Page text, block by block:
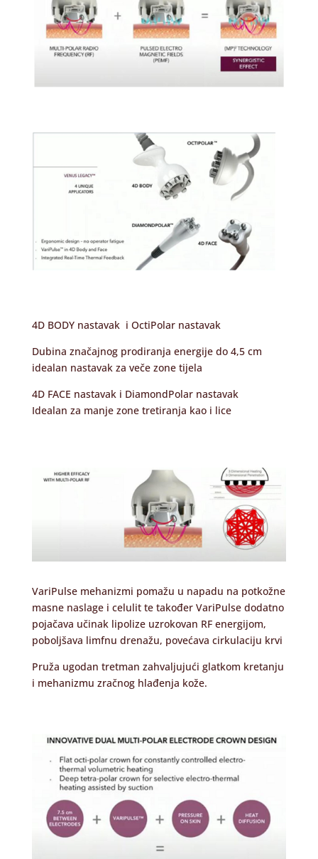
4D BODY nastavak i OctiPolar nastavak
Dubina značajnog prodiranja energije do 4,5 cm
idealan nastavak za veče zone tijela
4D FACE nastavak i DiamondPolar nastavak
Idealan za manje zone tretiranja kao i lice
VariPulse mehanizmi pomažu u napadu na potkožne
masne naslage i celulit te također VariPulse dodatno
pojačava učinak lipolize uzrokovan RF energijom,
poboljšava limfnu drenažu, povećava cirkulaciju krvi
Pruža ugodan tretman zahvaljujući glatkom kretanju
i mehanizmu zračnog hlađenja kože.